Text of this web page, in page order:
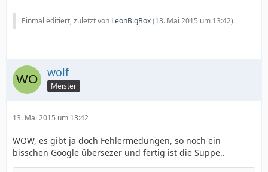
Einmal editiert, zuletzt von LeonBigBox(13. Mai 2015 um 13:42)
wolf
Meister
13. Mai 2015 um 13:42
WOW, es gibt ja doch Fehlermedungen, so noch ein
bisschen Google übersezer und fertig ist die Suppe..